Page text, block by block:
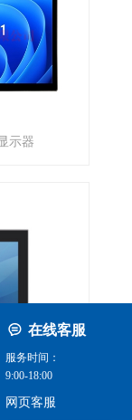
示器
示器
在线客服
服务时间：
9:00-18:00
网页客服